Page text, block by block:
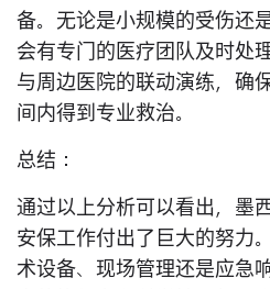
备。无论是小规模的受伤还
会有专门的医疗团队及时处
与周边医院的联动演练，确
间内得到专业救治。
总结：
通过以上分析可以看出，墨
安保工作付出了巨大的努力
术设备、现场管理还是应急